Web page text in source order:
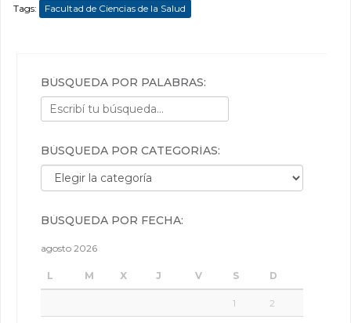
Tags: Facultad de Ciencias de la Salud
BÚSQUEDA POR PALABRAS:
BÚSQUEDA POR CATEGORÍAS:
Búsqueda por categorías:
BÚSQUEDA POR FECHA:
agosto 2026
L M X J V S D
1 2